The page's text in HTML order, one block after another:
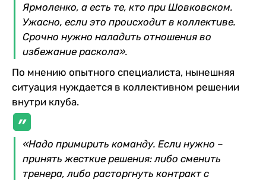
Ярмоленко, а есть те, кто при Шовковском.
Ужасно, если это происходит в коллективе.
Срочно нужно наладить отношения во
избежание раскола».
По мнению опытного специалиста, нынешняя
ситуация нуждается в коллективном решении
внутри клуба.
«Надо примирить команду. Если нужно –
принять жесткие решения: либо сменить
тренера, либо расторгнуть контракт с